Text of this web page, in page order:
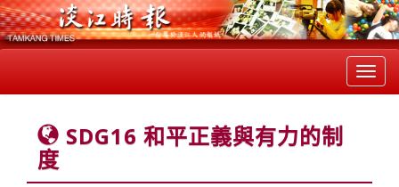
SDG16 和平正義與有力的制
度